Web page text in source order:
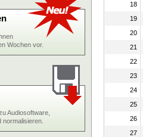
18
19
20
21
22
23
24
25
26
27
Wochen vor.
Audiosoftware,